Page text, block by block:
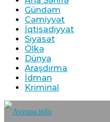
Gündəm
Cəmiyyət
İqtisadiyyat
Siyasət
Ölkə
Dünya
Araşdırma
İdman
Kriminal